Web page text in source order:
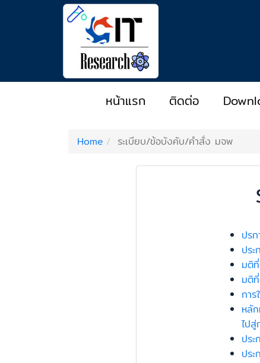
หน้าแรก ติดต่อ
Home ระเบียบ/ข้อบังคับ/คำสั่ง มจพ
ปร
ปร
มติ
มติ
กา
หลั
ไปสู่
ปร
ปร